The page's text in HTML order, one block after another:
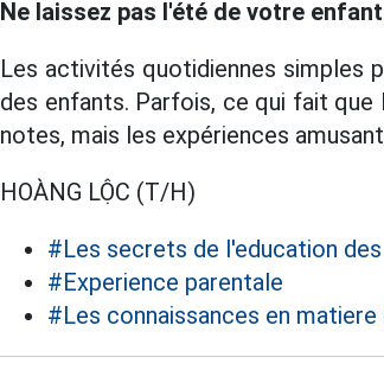
Ne laissez pas l'été de votre
Les activités quotidiennes simples
des enfants. Parfois, ce qui fait
notes, mais les expériences
HOÀNG LỘC (T/H)
#Les secrets de l'education
#Experience parentale
#Les connaissances en